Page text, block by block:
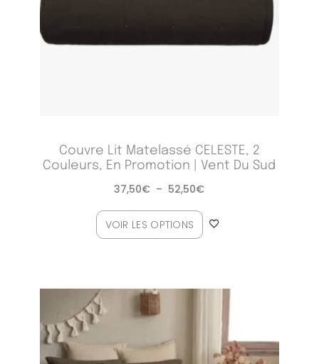
Couvre Lit Matelassé CELESTE, 2
Couleurs, En Promotion | Vent Du Sud
37,50€ – 52,50€
VOIR LES OPTIONS